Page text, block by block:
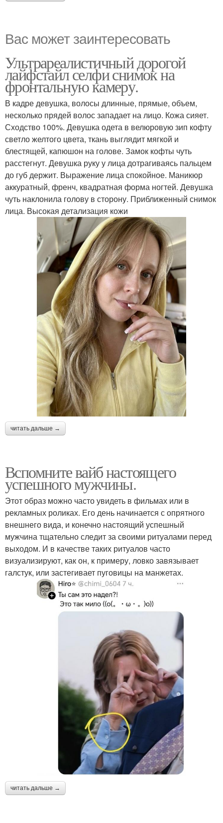
Вас может заинтересовать
Ультрареалистичный дорогой
лайфстайл селфи снимок на
фронтальную камеру.
В кадре девушка, волосы длинные, прямые, объем,
несколько прядей волос западает на лицо. Кожа сияет.
Сходство 100%. Девушка одета в велюровую зип кофту
светло желтого цвета, ткань выглядит мягкой и
блестящей, капюшон на голове. Замок кофты чуть
расстегнут. Девушка руку у лица дотрагиваясь пальцем
до губ держит. Выражение лица спокойное. Маникюр
аккуратный, френч, квадратная форма ногтей. Девушка
чуть наклонила голову в сторону. Приближенный снимок
лица. Высокая детализация кожи
читать дальше →
Вспомните вайб настоящего
успешного мужчины.
Этот образ можно часто увидеть в фильмах или в
рекламных роликах. Его день начинается с опрятного
внешнего вида, и конечно настоящий успешный
мужчина тщательно следит за своими ритуалами перед
выходом. И в качестве таких ритуалов часто
визуализируют, как он, к примеру, ловко завязывает
галстук, или застегивает пуговицы на манжетах.
читать дальше →